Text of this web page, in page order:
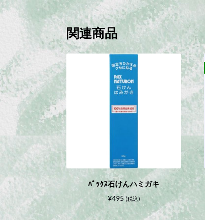
関連商品
ﾊﾟｯｸｽ石けんハミガキ
¥495 (税込)